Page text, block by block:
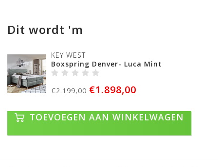
Dit wordt 'm
KEY WEST
Boxspring Denver- Luca Mint
€2.199,00 €1.898,00
TOEVOEGEN AAN WINKELWAGEN